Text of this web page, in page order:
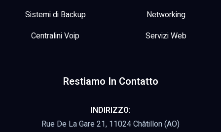
Sistemi di Backup
Networking
Centralini Voip
Servizi Web
Restiamo In Contatto
INDIRIZZO:
Rue De La Gare 21, 11024 Châtillon (AO)